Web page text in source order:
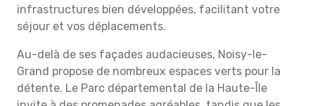
infrastructures bien développées, facilitant votre
séjour et vos déplacements.
Au-delà de ses façades audacieuses, Noisy-le-
Grand propose de nombreux espaces verts pour la
détente. Le Parc départemental de la Haute-Île